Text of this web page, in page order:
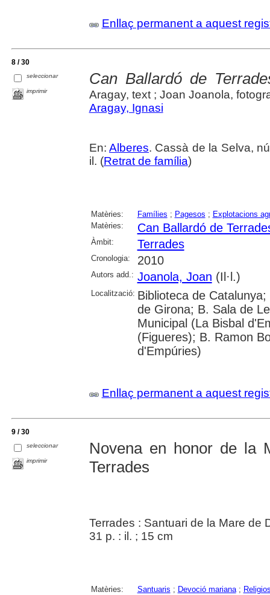
Enllaç permanent a aquest
8 / 30
seleccionar
imprimir
Can Ballardó de
Aragay, text ; Joan Joanola,
Aragay, Ignasi
En:Alberes. Cassà de la Selva,
il. (Retrat de família)
Matèries: Famílies ; Pagesos ; Explotacions
Matèries:
Can Ballardó de
Àmbit: Terrades
Cronologia: 2010
Autors add.: Joanola, Joan (Il·l.)
Localització: Biblioteca de
de Girona; B. Sala de
Municipal (La Bisbal
(Figueres); B. Ramon
d'Empúries)
Enllaç permanent a aquest
9 / 30
seleccionar
imprimir
Novena en honor de la
Terrades
Terrades : Santuari de la Mare de
31 p. : il. ; 15 cm
Matèries: Santuaris ; Devoció mariana;